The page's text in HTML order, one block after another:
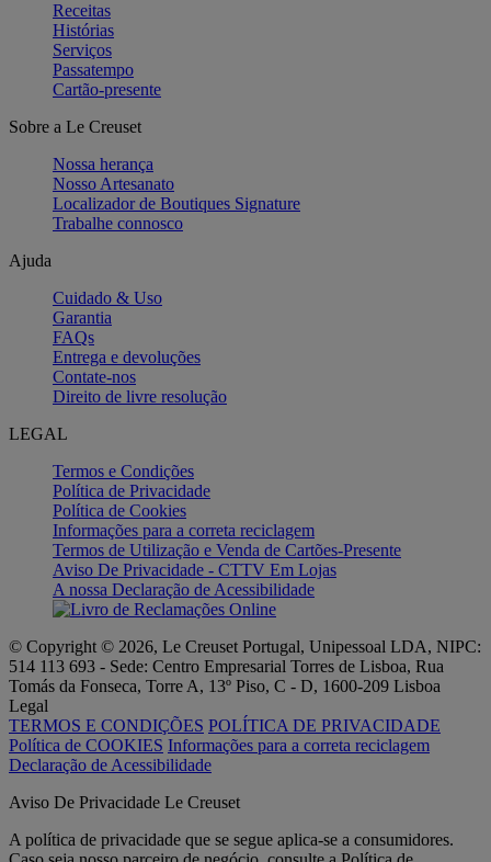
Receitas
Histórias
Serviços
Passatempo
Cartão-presente
Sobre a Le Creuset
Nossa herança
Nosso Artesanato
Localizador de Boutiques Signature
Trabalhe connosco
Ajuda
Cuidado & Uso
Garantia
FAQs
Entrega e devoluções
Contate-nos
Direito de livre resolução
LEGAL
Termos e Condições
Política de Privacidade
Política de Cookies
Informações para a correta reciclagem
Termos de Utilização e Venda de Cartões-Presente
Aviso De Privacidade - CTTV Em Lojas
A nossa Declaração de Acessibilidade
© Copyright © 2026, Le Creuset Portugal, Unipessoal LDA, NIPC:
514 113 693 - Sede: Centro Empresarial Torres de Lisboa, Rua
Tomás da Fonseca, Torre A, 13º Piso, C - D, 1600-209 Lisboa
Legal
TERMOS E CONDIÇÕES POLÍTICA DE PRIVACIDADE
Política de COOKIES Informações para a correta reciclagem
Declaração de Acessibilidade
Aviso De Privacidade Le Creuset
A política de privacidade que se segue aplica-se a consumidores.